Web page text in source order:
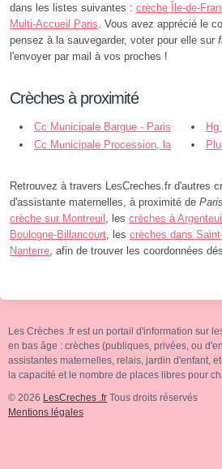
dans les listes suivantes : crèche Île-de-
Multi-Accueil Paris . Vous avez apprécié le
pensez à la sauvegarder, voter pour elle sur
l'envoyer par mail à vos proches !
Crèches à proximité
Cc Municipale Bargue - Paris
Hg
Cc Municipale Procession, la
Retrouvez à travers LesCreches.fr d'autres
d'assistante maternelles, à proximité de Paris
crèche sur Montreuil , les crèches à
Boulogne-Billancourt , les crèches dans
Nanterre , afin de trouver les coordonnées
Les Crèches .fr est un portail d'information sur
en bas âge : crèches (publiques, privées, ou
assistantes maternelles, relais, jardin d'enfant,
la capacité et le nombre de places libres pour
© 2026 LesCreches .fr Tous droits réservés
Mentions légales